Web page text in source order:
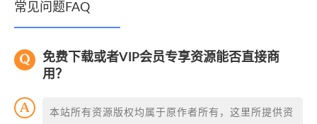
常见问题FAQ
免费下载或者VIP会员专享资源能否直接商
用？
本站所有资源版权均属于原作者所有，这里所提供资